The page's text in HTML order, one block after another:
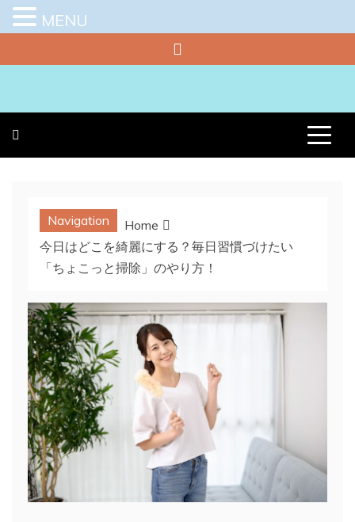
to
Navigation
Home
今日はどこを綺麗にする？毎日習慣づけたい
「ちょこっと掃除」のやり方！
MENU